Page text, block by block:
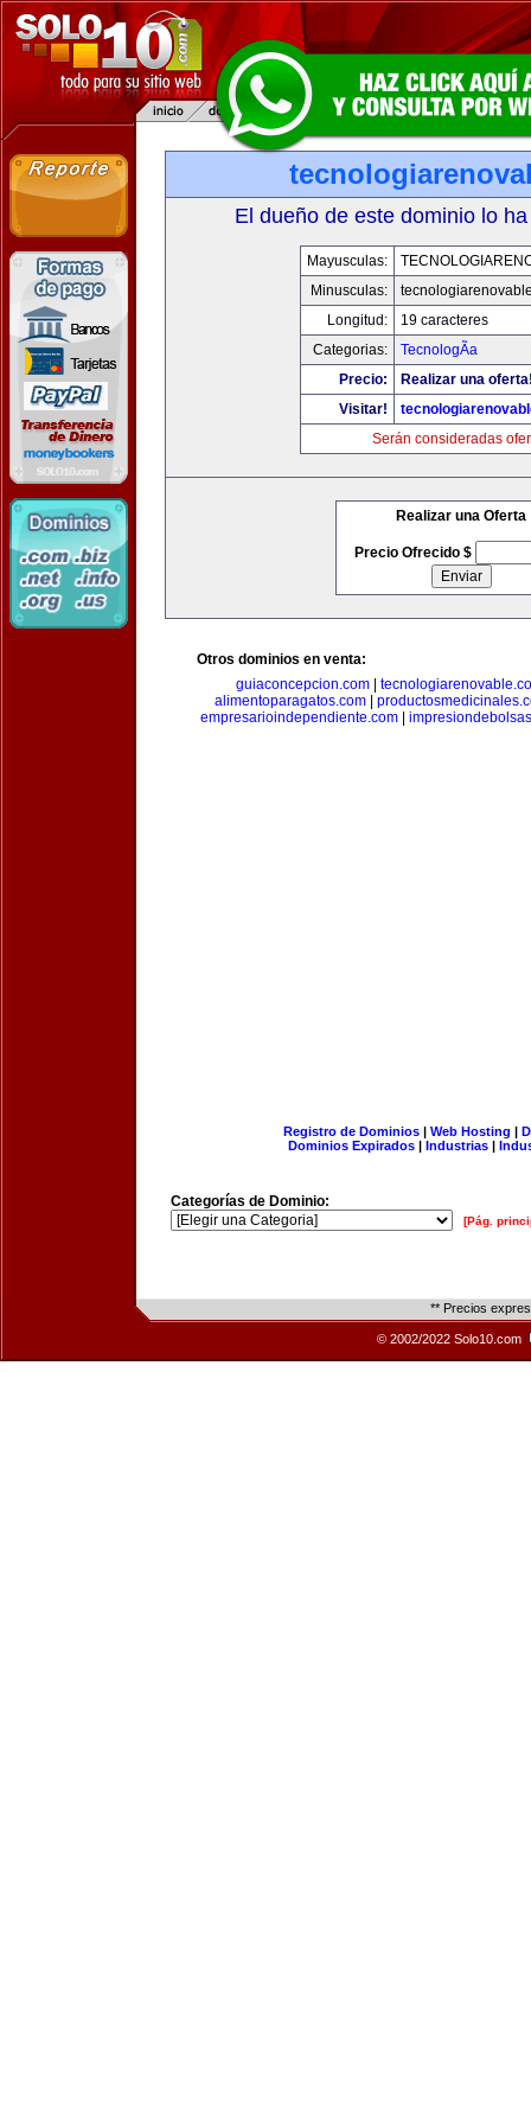
El dueño de este dominio lo
Mayusculas:
Minusculas:
Longitud:
19 caracteres
Categorias:
TecnologÃ­a
Precio:
Realizar una
Visitar!
Serán consideradas
Realizar una Oferta
Precio Ofrecido $
Otros dominios en venta:
guiaconcepcion.com|
alimentoparagatos.com
empresarioindependiente.com
Registro de Dominios| Web Hosting |
Dominios Expirados | Industrias |
Categorías de Dominio:
[Pág.
** Precios
© 2002/2022 Solo10.com